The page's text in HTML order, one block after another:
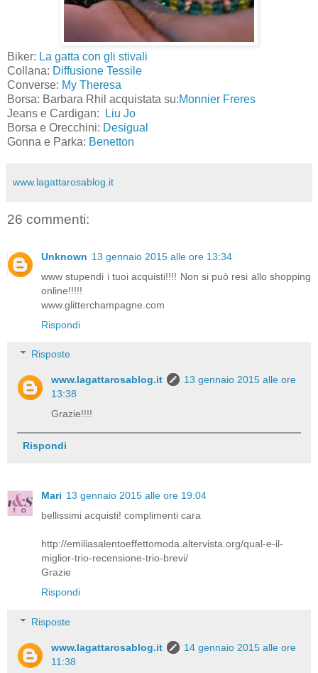
Biker: La gatta con gli stivali
Collana: Diffusione Tessile
Converse: My Theresa
Borsa: Barbara Rhil acquistata su:Monnier Freres
Jeans e Cardigan:
Liu Jo
Borsa e Orecchini: Desigual
Gonna e Parka: Benetton
www.lagattarosablog.it
26 commenti:
Unknown 13 gennaio 2015 alle ore 13:34
www stupendi i tuoi acquisti!!!! Non si può resi allo shopping
online!!!!!
www.glitterchampagne.com
Rispondi
Risposte
www.lagattarosablog.it
13 gennaio 2015 alle ore
13:38
Grazie!!!!
Rispondi
Mari 13 gennaio 2015 alle ore 19:04
bellissimi acquisti! complimenti cara
http://emiliasalentoeffettomoda.altervista.org/qual-e-il-
miglior-trio-recensione-trio-brevi/
Grazie
Rispondi
Risposte
www.lagattarosablog.it
14 gennaio 2015 alle ore
11:38